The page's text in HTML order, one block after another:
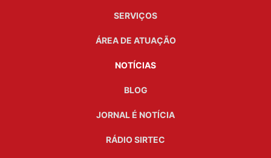
SERVIÇOS
ÁREA DE ATUAÇÃO
NOTÍCIAS
BLOG
JORNAL É NOTÍCIA
RÁDIO SIRTEC